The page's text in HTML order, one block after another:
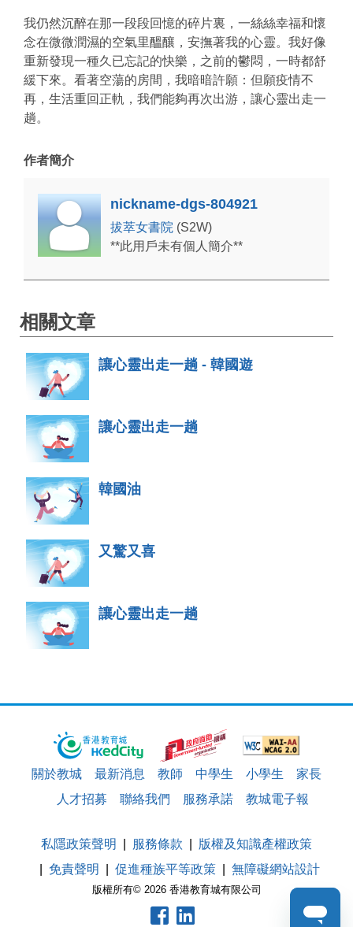
我仍然沉醉在那一段段回憶的碎片裏，一絲絲幸福和懷
念在微微潤濕的空氣里醞釀，安撫著我的心靈。我好像
重新發現一種久已忘記的快樂，之前的鬱悶，一時都舒
緩下來。看著空蕩的房間，我暗暗許願：但願疫情不
再，生活重回正軌，我們能夠再次出游，讓心靈出走一
趟。
作者簡介
nickname-dgs-804921
拔萃女書院 (S2W)
**此用戶未有個人簡介**
相關文章
讓心靈出走一趟 - 韓國遊
讓心靈出走一趟
韓國油
又驚又喜
讓心靈出走一趟
關於教城 最新消息 教師 中學生 小學生
家長
人才招募
聯絡我們 服務承諾 教城電子報
版權所有© 2026 香港教育城有限公司
私隱政策聲明 服務條款
版權及知識產權政策
免責聲明
促進種族平等政策 無障礙網站設計